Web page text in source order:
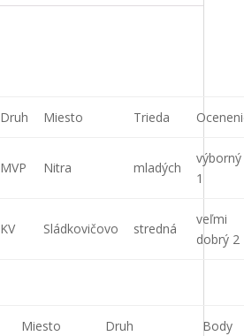
Druh Miesto Trieda
MVP Nitra mladých
výborný
1
KV Sládkovičovo stredná
veľmi
dobrý 2
Miesto Druh Body